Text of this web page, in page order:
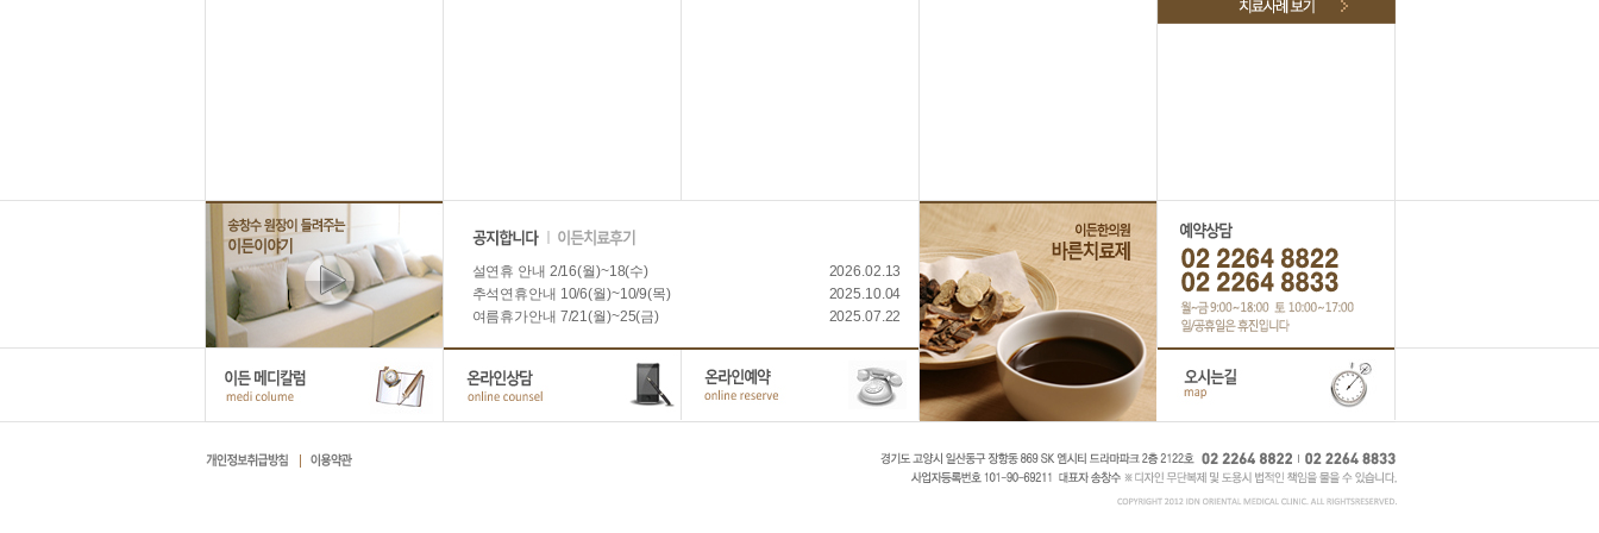
설연휴 안내 2/16(월)~18(수)
2026.02.13
추석연휴안내 10/6(월)~10/9(목)
2025.10.04
여름휴가안내 7/21(월)~25(금)
2025.07.22